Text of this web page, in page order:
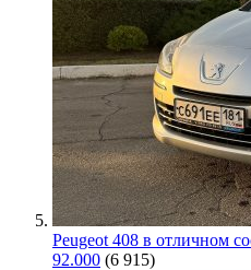
Peugeot 408 в отличном
92.000 (6 915)